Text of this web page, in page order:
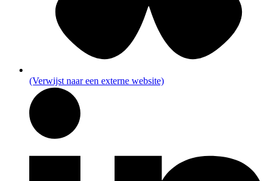
(Verwijst naar een externe website)